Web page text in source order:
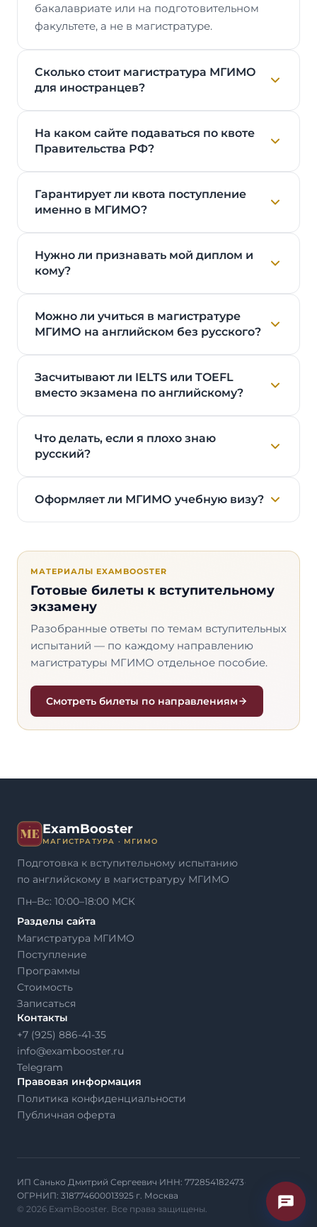
бакалавриате или на подготовительном
факультете, а не в магистратуре.
Сколько стоит магистратура МГИМО
для иностранцев?
На каком сайте подаваться по квоте
Правительства РФ?
Гарантирует ли квота поступление
именно в МГИМО?
Нужно ли признавать мой диплом и
кому?
Можно ли учиться в магистратуре
МГИМО на английском без русского?
Засчитывают ли IELTS или TOEFL
вместо экзамена по английскому?
Что делать, если я плохо знаю
русский?
Оформляет ли МГИМО учебную визу?
МАТЕРИАЛЫ EXAMBOOSTER
Готовые билеты к вступительному
экзамену
Разобранные ответы по темам вступительных
испытаний — по каждому направлению
магистратуры МГИМО отдельное пособие.
Смотреть билеты по направлениям
ExamBooster
МАГИСТРАТУРА · МГИМО
Подготовка к вступительному испытанию
по английскому в магистратуру МГИМО
Пн–Вс: 10:00–18:00 МСК
Разделы сайта
Магистратура МГИМО
Поступление
Программы
Стоимость
Записаться
Контакты
+7 (925) 886-41-35
info@exambooster.ru
Telegram
Правовая информация
Политика конфиденциальности
Публичная оферта
ИП Санько Дмитрий Сергеевич·ИНН: 772854182473·
ОГРНИП: 318774600013925·г. Москва
© 2026 ExamBooster. Все права защищены.